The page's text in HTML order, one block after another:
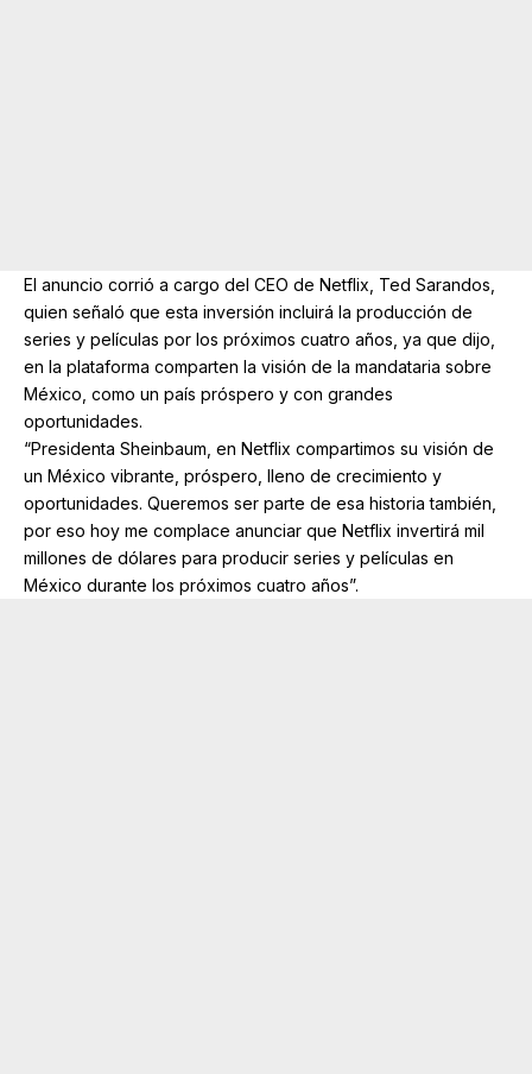
El anuncio corrió a cargo del CEO de Netflix, Ted Sarandos,
quien señaló que esta inversión incluirá la producción de
series y películas por los próximos cuatro años, ya que dijo,
en la plataforma comparten la visión de la mandataria sobre
México, como un país próspero y con grandes
oportunidades.
“Presidenta Sheinbaum, en Netflix compartimos su visión de
un México vibrante, próspero, lleno de crecimiento y
oportunidades. Queremos ser parte de esa historia también,
por eso hoy me complace anunciar que Netflix invertirá mil
millones de dólares para producir series y películas en
México durante los próximos cuatro años”.